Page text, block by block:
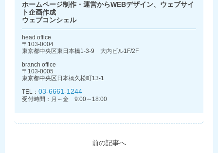
ホームページ制作・運営からWEBデザイン、ウェブサイ
ト企画作成
ウェブコンシェル
head office
〒103-0004
東京都中央区東日本橋1-3-9 大内ビル1F/2F
branch office
〒103-0005
東京都中央区日本橋久松町13-1
TEL： 03-6661-1244
受付時間：月～金 9:00～18:00
前の記事へ